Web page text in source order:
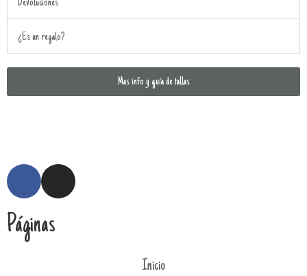
Devoluciones
¿Es un regalo?
Mas info y guía de tallas
Páginas
Inicio